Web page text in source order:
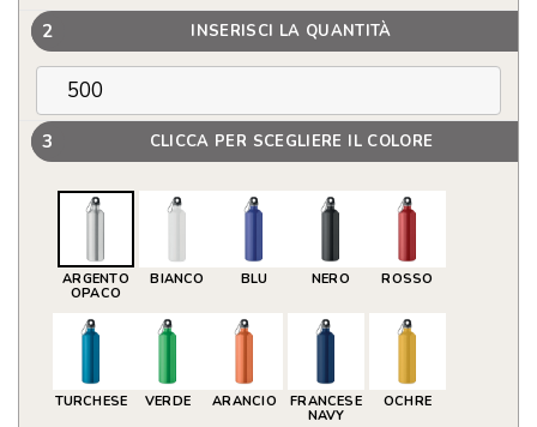
2 INSERISCI LA QUANTITÀ
3 CLICCA PER SCEGLIERE IL COLORE
ARGENTO
OPACO
BIANCO BLU NERO ROSSO
TURCHESE VERDE ARANCIO
FRANCESE
NAVY
OCHRE